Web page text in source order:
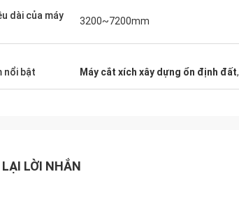
dài của máy 3200~7200mm
nổi bật Máy cắt xích xây dựng ổn định đất,
LỜI NHẮN